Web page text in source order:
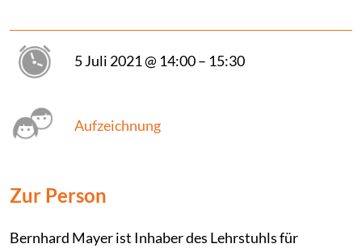
5 Juli 2021 @ 14:00 – 15:30
Aufzeichnung
Zur Person
Bernhard Mayer ist Inhaber des Lehrstuhls für